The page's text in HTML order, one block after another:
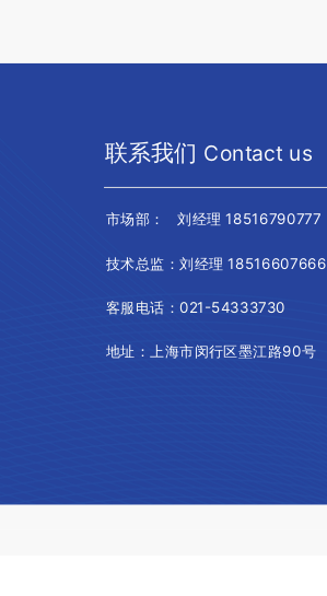
联系我们 Contact us
市场部： 刘经理 18516790777
技术总监：刘经理 18516607666
客服电话：021-54333730
地址：上海市闵行区墨江路90号